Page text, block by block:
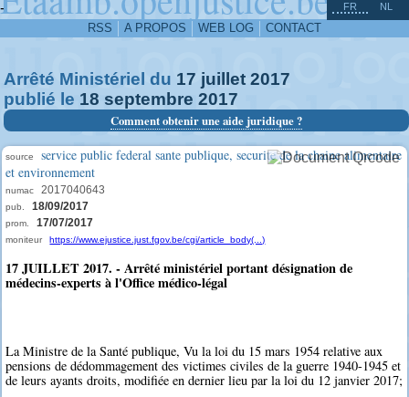
-
RSS A PROPOS WEB LOG CONTACT
FR NL
Arrêté Ministériel du 17 juillet 2017
publié le 18 septembre 2017
Comment obtenir une aide juridique ?
source
service public federal sante publique, securite de la chaine alimentaire
et environnement
numac 2017040643
pub. 18/09/2017
prom. 17/07/2017
moniteur https://www.ejustice.just.fgov.be/cgi/article_body(...)
17 JUILLET 2017. - Arrêté ministériel portant désignation de
médecins-experts à l'Office médico-légal
La Ministre de la Santé publique, Vu la loi du 15 mars 1954 relative aux
pensions de dédommagement des victimes civiles de la guerre 1940-1945 et
de leurs ayants droits, modifiée en dernier lieu par la loi du 12 janvier 2017;
^